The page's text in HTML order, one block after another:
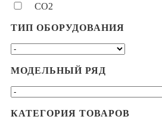
CO2
ТИП ОБОРУДОВАНИЯ
МОДЕЛЬНЫЙ РЯД
КАТЕГОРИЯ ТОВАРОВ